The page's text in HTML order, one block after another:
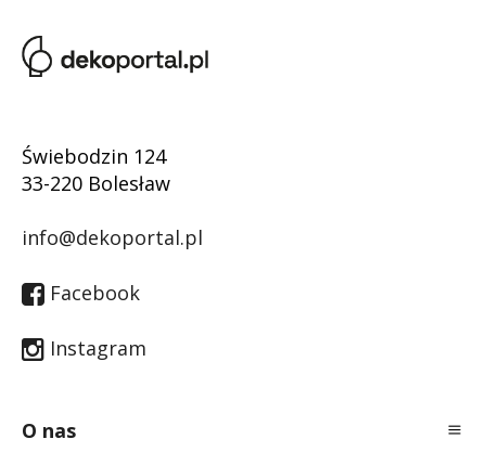
Świebodzin 124
33-220 Bolesław
info@dekoportal.pl
Facebook
Instagram
O nas